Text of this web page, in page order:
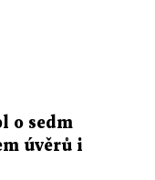
o sedm
úvěrů i